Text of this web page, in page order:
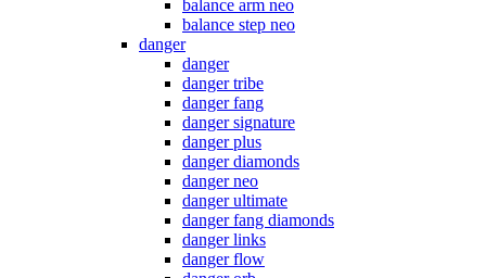
balance arm neo
balance step neo
danger
danger
danger tribe
danger fang
danger signature
danger plus
danger diamonds
danger neo
danger ultimate
danger fang diamonds
danger links
danger flow